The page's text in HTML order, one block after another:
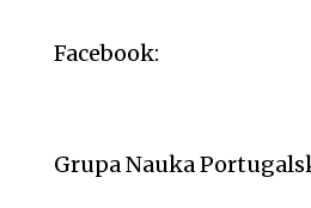
Facebook:
Grupa Nauka